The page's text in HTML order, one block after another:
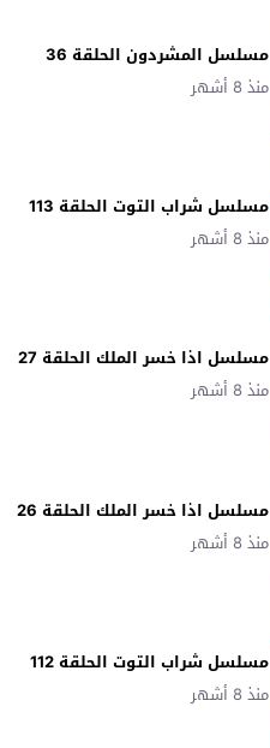
مسلسل المشردون الحلقة 36
منذ 8 أشهر
مسلسل شراب التوت الحلقة 113
منذ 8 أشهر
مسلسل اذا خسر الملك الحلقة 27
منذ 8 أشهر
مسلسل اذا خسر الملك الحلقة 26
منذ 8 أشهر
مسلسل شراب التوت الحلقة 112
منذ 8 أشهر